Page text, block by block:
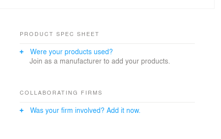
per il trattamento degli stessi.
piano terra a sud ed a est, costituisce il basamento e
come tale viene rivestito con elementi in pietra locale a
esistente: sul basamento si aprono delle ampie vetrate
Il secondo volume è costituito da un parallelepipedo
PRODUCT SPEC SHEET
Were your products used?
Join as a manufacturer to add your products.
COLLABORATING FIRMS
Was your firm involved? Add it now.